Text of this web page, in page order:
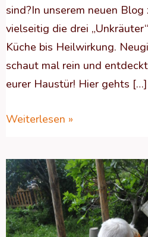
sind?In unserem neuen
vielseitig die drei
Küche bis Heilwirkung.
schaut mal rein und
eurer Haustür! Hier gehts […]
Weiterlesen »
Das
ultmative
Einkoch-
Merkblatt